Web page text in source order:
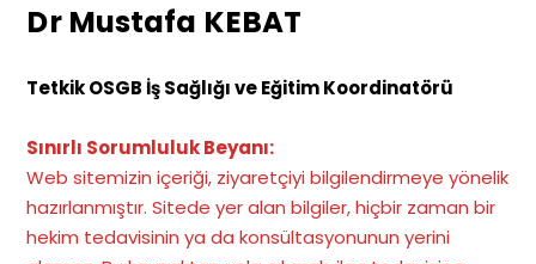
Dr Mustafa KEBAT
Tetkik OSGB İş Sağlığı ve Eğitim Koordinatörü
Sınırlı Sorumluluk Beyanı:
Web sitemizin içeriği, ziyaretçiyi bilgilendirmeye yönelik
hazırlanmıştır. Sitede yer alan bilgiler, hiçbir zaman bir
hekim tedavisinin ya da konsültasyonunun yerini